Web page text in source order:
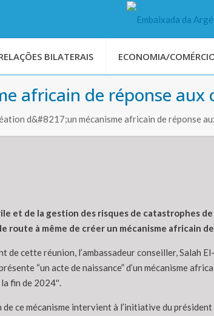
BILATERAIS ECONOMIA/
africain de réponse
d&#8217;un mécanisme africain de réponse
et de la gestion des risques de catastrophes
route à même de créer un mécanisme
de cette réunion, l’ambassadeur conseiller, Salah
“un acte de naissance” d’un mécanisme
fin de 2024″.
ce mécanisme intervient à l’initiative du